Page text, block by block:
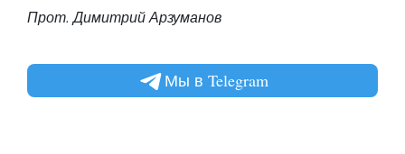
Прот. Димитрий Арзуманов
Мы в Telegram